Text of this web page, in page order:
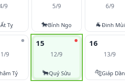
9
Ất Tỵ
5/9
🐎Bính Ngọ
6/9
🐐Đinh Mùi
9
Tý
15
12/9
🐂Quý Sửu
16
13/9
🐅Giáp Dần